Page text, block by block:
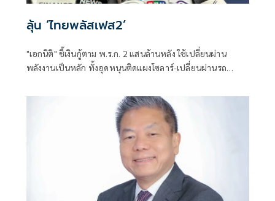
ลุ้น ‘ไทยพลัสเฟส2’
"เอกนิติ" ชี้เงินกู้ตาม พ.ร.ก. 2 แสนล้านหลัง ใช้เปลี่ยนผ่าน
พลังงานเป็นหลัก ทั้งอุดหนุนติดแผงโซลาร์-เปลี่ยนผ่านรถ
พร้อมให้ใช้กับไทยเที่ยวไทยพลัส ส่วนไทยช่วยไทยพลัส เฟส 2
รอประเมินความเหมาะสม นายกฯ เผยจะพยายาม